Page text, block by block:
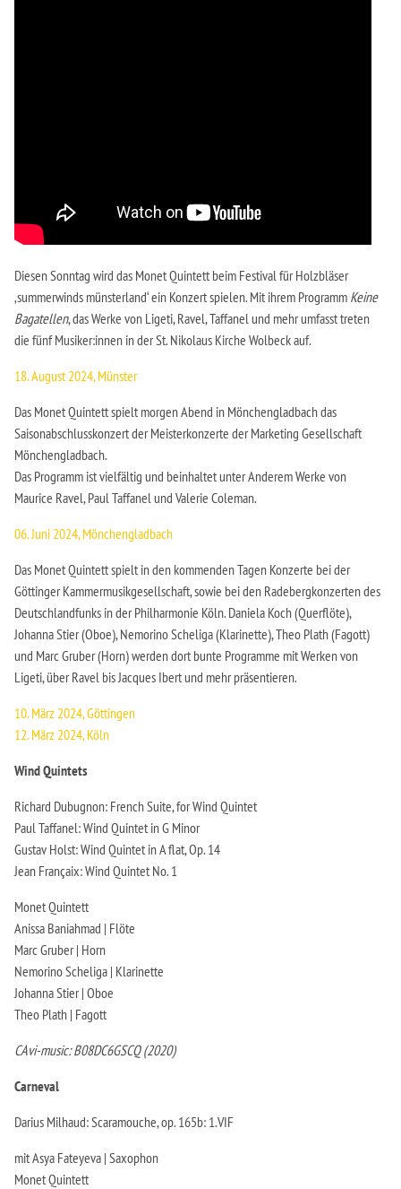
Diesen Sonntag wird das Monet Quintett beim Festival für Holzbläser
‚summerwinds münsterland‘ ein Konzert spielen. Mit ihrem Programm Keine
Bagatellen, das Werke von Ligeti, Ravel, Taffanel und mehr umfasst treten
die fünf Musiker:innen in der St. Nikolaus Kirche Wolbeck auf.
18. August 2024, Münster
Das Monet Quintett spielt morgen Abend in Mönchengladbach das
Saisonabschlusskonzert der Meisterkonzerte der Marketing Gesellschaft
Mönchengladbach.
Das Programm ist vielfältig und beinhaltet unter Anderem Werke von
Maurice Ravel, Paul Taffanel und Valerie Coleman.
06. Juni 2024, Mönchengladbach
Das Monet Quintett spielt in den kommenden Tagen Konzerte bei der
Göttinger Kammermusikgesellschaft, sowie bei den Radebergkonzerten des
Deutschlandfunks in der Philharmonie Köln. Daniela Koch (Querflöte),
Johanna Stier (Oboe), Nemorino Scheliga (Klarinette), Theo Plath (Fagott)
und Marc Gruber (Horn) werden dort bunte Programme mit Werken von
Ligeti, über Ravel bis Jacques Ibert und mehr präsentieren.
10. März 2024, Göttingen
12. März 2024, Köln
Wind Quintets
Richard Dubugnon: French Suite, for Wind Quintet
Paul Taffanel: Wind Quintet in G Minor
Gustav Holst: Wind Quintet in A flat, Op. 14
Jean Françaix: Wind Quintet No. 1
Monet Quintett
Anissa Baniahmad | Flöte
Marc Gruber | Horn
Nemorino Scheliga | Klarinette
Johanna Stier | Oboe
Theo Plath | Fagott
CAvi-music: B08DC6GSCQ (2020)
Carneval
Darius Milhaud: Scaramouche, op. 165b: 1.VIF
mit Asya Fateyeva | Saxophon
Monet Quintett